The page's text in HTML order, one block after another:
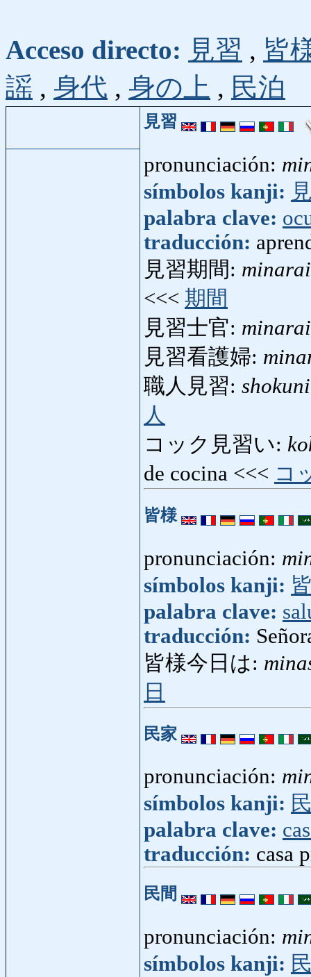
Acceso directo: 見習 , 皆
謡 , 身代 , 身の上 , 民泊
見習
pronunciación:
símbolos kanji:
palabra clave:
traducción:
見習期間:
<<< 期間
見習士官:
見習看護婦:
職人見習:
人
コック見習い:
de cocina <<< コ
皆様
pronunciación:
símbolos kanji:
palabra clave:
traducción:
皆様今日は:
日
民家
pronunciación:
símbolos kanji:
palabra clave:
traducción: casa
民間
pronunciación:
símbolos kanji: